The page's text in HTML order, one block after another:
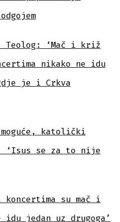
Teolog: ‘Mač i križ
nikako ne idu
je i Crkva
katolički
‘Isus se za to nije
koncertima su mač i
jedan uz drugoga’